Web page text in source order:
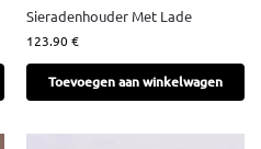
Sieradenhouder Met Lade
123.90€
Toevoegen aan winkelwagen